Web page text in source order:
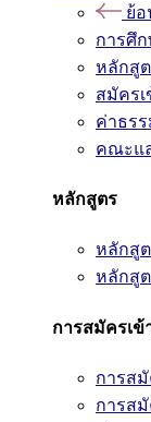
ย้
การศึ
หลักสู
สมัครเ
ค่าธร
คณะแ
หลักสูตร
หลักสู
หลักสู
การสมัครเข้
การส
การส